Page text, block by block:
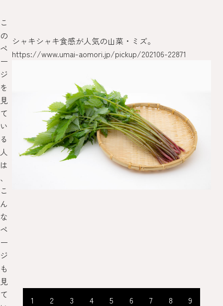
こ
の
ペ
ー
ジ
を
見
て
い
る
人
は
、
こ
ん
な
ペ
ー
ジ
も
見
て
シャキシャキ食感が人気の山菜・ミズ。
https://www.umai-aomori.jp/pickup/202106-22871
1 2 3 4 5 6 7 8 9